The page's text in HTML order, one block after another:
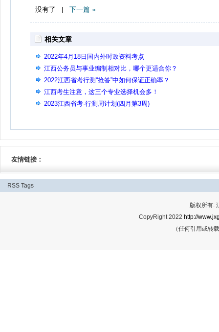
没有了 | 下一篇 »
相关文章
2022年4月18日国内外时政资料考点
江西公务员与事业编制相对比，哪个更适合你？
2022江西省考行测“抢答”中如何保证正确率？
江西考生注意，这三个专业选择机会多！
2023江西省考·行测周计划(四月第3周)
友情链接：
RSS Tags
版权所有:
CopyRight 2022 http://
（任何引用或转